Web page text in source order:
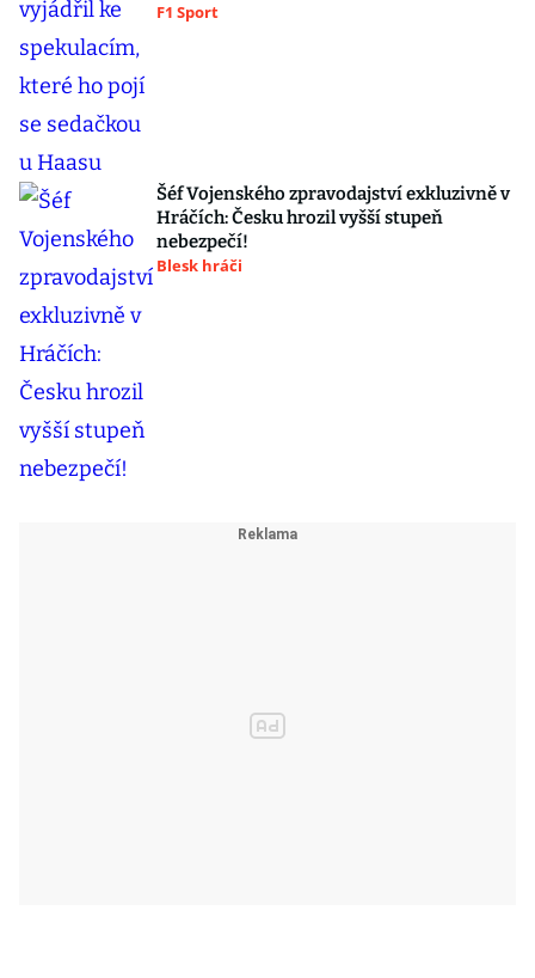
F1 Sport
Šéf Vojenského zpravodajství exkluzivně v
Hráčích: Česku hrozil vyšší stupeň
nebezpečí!
Blesk hráči